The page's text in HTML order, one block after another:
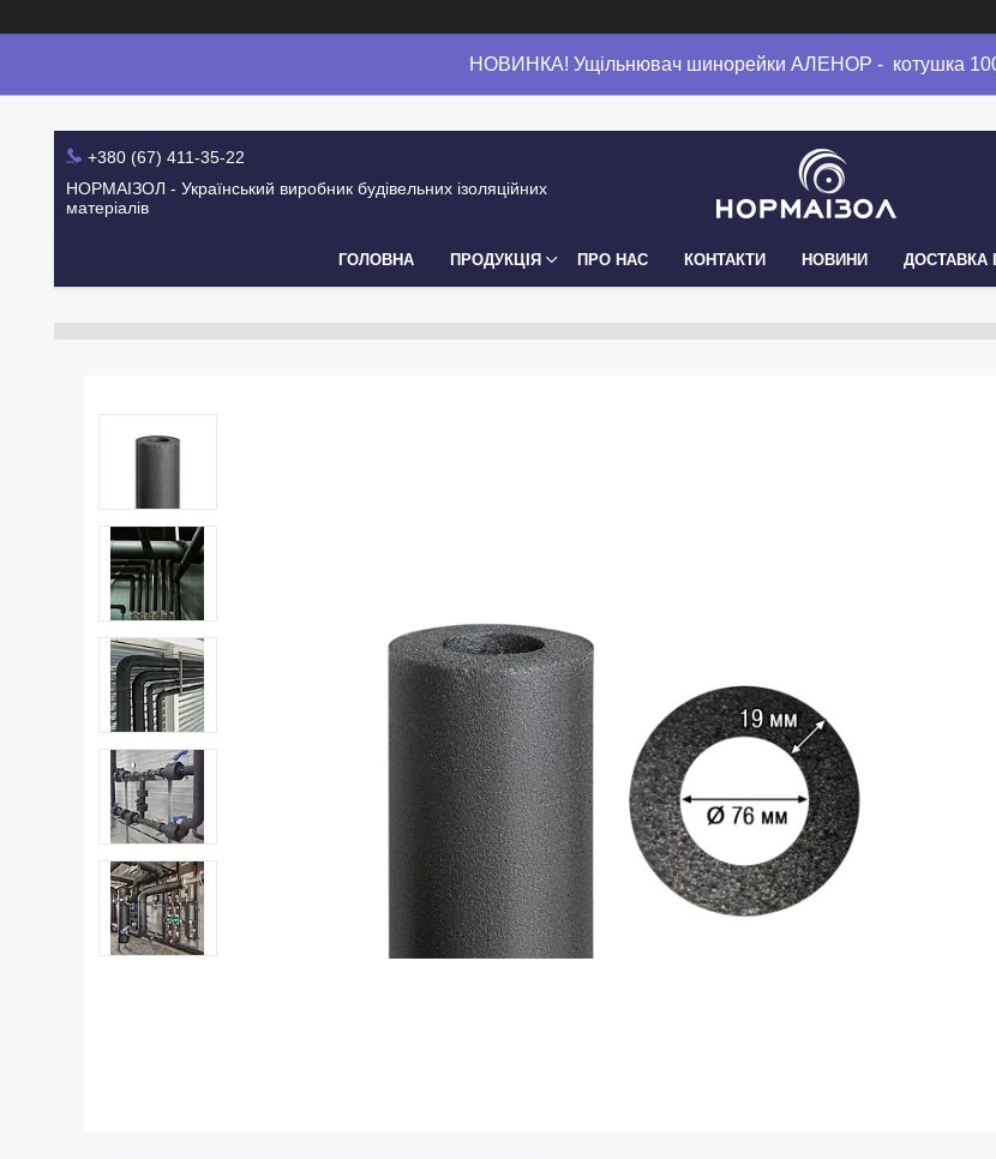
НОВИНКА! Ущільнювач шинорейки АЛЕНОР - котушка
+380 (67) 411-35-22
НОРМАІЗОЛ - Український виробник будівельних ізоляційних
матеріалів
ГОЛОВНА ПРОДУКЦІЯ ПРО НАС КОНТАКТИ НОВИНИ ДОСТАВКА